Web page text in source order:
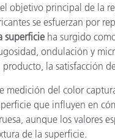
objetivo principal de la
se esfuerzan por
superficie ha surgido
ondulación y
la satisfacción
medición del color
que influyen en
aunque los valores
de la superficie.